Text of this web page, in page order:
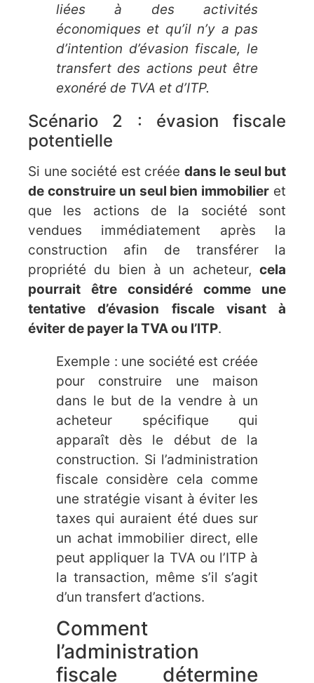
liées à des activités
économiques et qu’il n’y a pas
d’intention d’évasion fiscale, le
transfert des actions peut être
exonéré de TVA et d’ITP.
Scénario 2 : évasion fiscale
potentielle
Si une société est créée dans le seul but
de construire un seul bien immobilier et
que les actions de la société sont
vendues immédiatement après la
construction afin de transférer la
propriété du bien à un acheteur, cela
pourrait être considéré comme une
tentative d’évasion fiscale visant à
éviter de payer la TVA ou l’ITP.
Exemple : une société est créée
pour construire une maison
dans le but de la vendre à un
acheteur spécifique qui
apparaît dès le début de la
construction. Si l’administration
fiscale considère cela comme
une stratégie visant à éviter les
taxes qui auraient été dues sur
un achat immobilier direct, elle
peut appliquer la TVA ou l’ITP à
la transaction, même s’il s’agit
d’un transfert d’actions.
Comment
l’administration
fiscale détermine